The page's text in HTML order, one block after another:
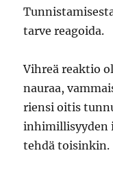
tarve reagoida.
Vihreä reaktio
nauraa,
riensi oitis
inhimillisyyden
tehdä toisinkin.